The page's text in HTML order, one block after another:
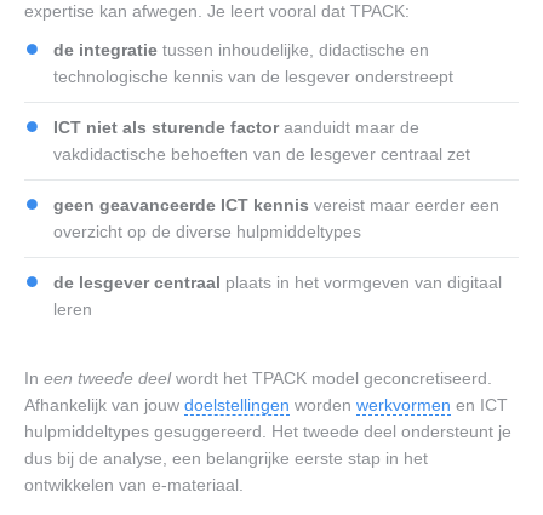
expertise kan afwegen. Je leert vooral dat TPACK:
de integratie tussen inhoudelijke, didactische en
technologische kennis van de lesgever onderstreept
ICT niet als sturende factoraanduidt maar de
vakdidactische behoeften van de lesgever centraal zet
geen geavanceerde ICT kennis vereist maar eerder een
overzicht op de diverse hulpmiddeltypes
de lesgever centraal plaats in het vormgeven van digitaal
leren
In een tweede deelwordt het TPACK model geconcretiseerd.
Afhankelijk van jouw doelstellingen worden werkvormen en ICT
hulpmiddeltypes gesuggereerd. Het tweede deel ondersteunt je
dus bij de analyse, een belangrijke eerste stap in het
ontwikkelen van e-materiaal.